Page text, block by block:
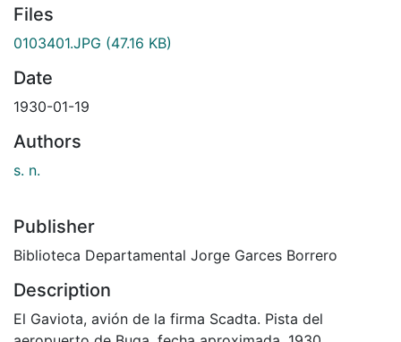
Files
0103401.JPG (47.16 KB)
Date
1930-01-19
Authors
s. n.
Publisher
Biblioteca Departamental Jorge Garces Borrero
Description
El Gaviota, avión de la firma Scadta. Pista del